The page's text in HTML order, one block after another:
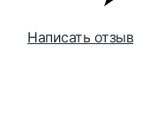
Написать отзыв